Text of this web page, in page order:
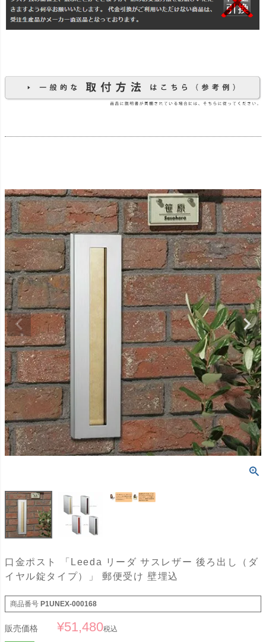
口金ポスト 「Leeda リーダ サスレザー 後ろ出し（ダ
イヤル錠タイプ）」 郵便受け 壁埋込
商品番号 P1UNEX-000168
販売価格 ¥51,480税込